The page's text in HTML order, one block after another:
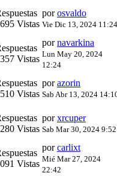
Vistas
porosvaldo
Vie Dic 13, 2024 11:24
Vistas
pornavarkina
Lun May 20, 2024
12:24
Vistas
porazorin
Sab Abr 13, 2024
Vistas
porxrcuper
Sab Mar 30, 2024 9:52
Vistas
porcarlixt
Mié Mar 27, 2024
22:42